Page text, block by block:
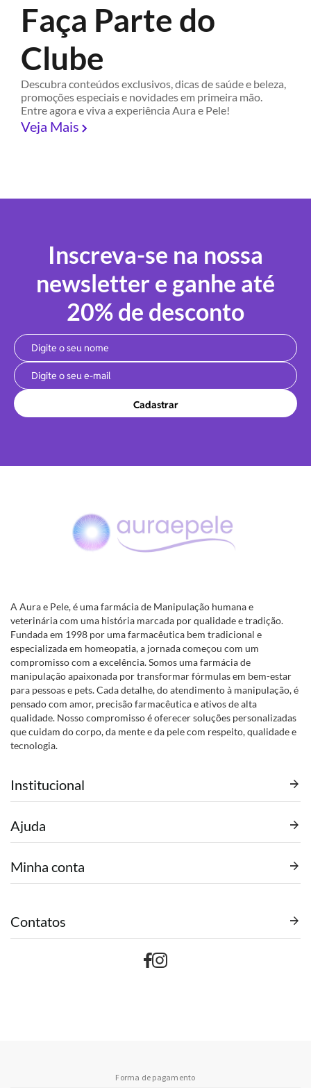
Faça Parte do
Clube
Descubra conteúdos exclusivos, dicas de saúde e beleza,
promoções especiais e novidades em primeira mão.
Entre agora e viva a experiência Aura e Pele!
Veja Mais
Inscreva-se na nossa
newsletter e ganhe até
20% de desconto
Cadastrar
A Aura e Pele, é uma farmácia de Manipulação humana e
veterinária com uma história marcada por qualidade e tradição.
Fundada em 1998 por uma farmacêutica bem tradicional e
especializada em homeopatia, a jornada começou com um
compromisso com a excelência. Somos uma farmácia de
manipulação apaixonada por transformar fórmulas em bem-estar
para pessoas e pets. Cada detalhe, do atendimento à manipulação, é
pensado com amor, precisão farmacêutica e ativos de alta
qualidade. Nosso compromisso é oferecer soluções personalizadas
que cuidam do corpo, da mente e da pele com respeito, qualidade e
tecnologia.
Institucional
Ajuda
Minha conta
Contatos
Forma de pagamento